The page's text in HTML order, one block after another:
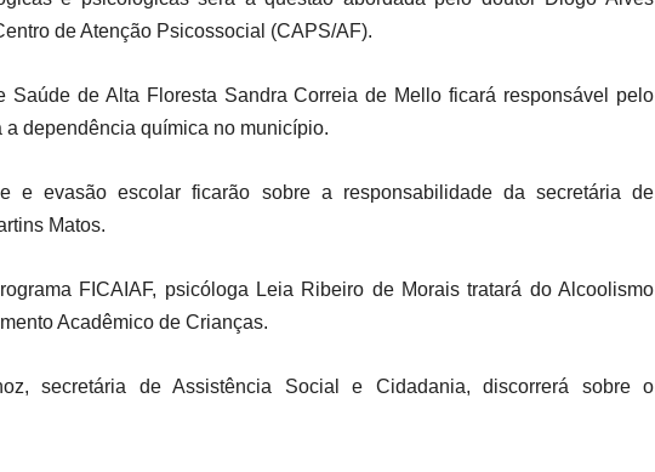
de Atenção Psicossocial (CAPS/AF).
de Alta Floresta Sandra Correia de Mello ficará responsável pelo
a dependência química no município.
e evasão escolar ficarão sobre a responsabilidade da secretária de
Matos.
FICAIAF, psicóloga Leia Ribeiro de Morais tratará do Alcoolismo
Acadêmico de Crianças.
secretária de Assistência Social e Cidadania, discorrerá sobre o